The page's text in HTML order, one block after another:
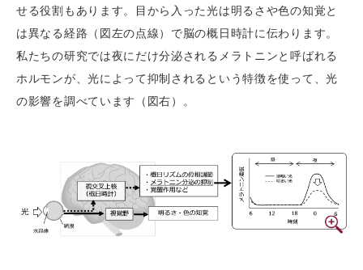
せる役割もあります。目から入った光は明るさや色の知覚と
は異なる経路（図左の点線）で脳の概日時計に伝わります。
私たちの研究では夜にだけ分泌されるメラトニンと呼ばれる
ホルモンが、光によって抑制されるという特徴を使って、光
の影響を調べています（図右）。